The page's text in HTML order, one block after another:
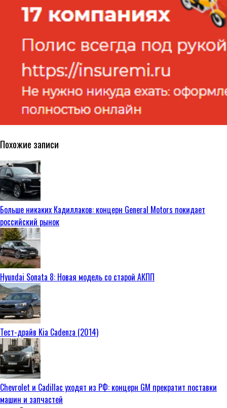
Похожие записи
Больше никаких Кадиллаков: концерн General Motors покидает
российский рынок
Hyundai Sonata 8: Новая модель со старой АКПП
Тест-драйв Kia Cadenza (2014)
Chevrolet и Cadillac уходят из РФ: концерн GM прекратит поставки
машин и запчастей